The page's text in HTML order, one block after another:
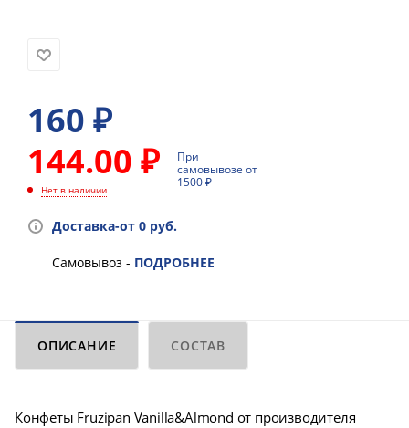
160 ₽
144.00 ₽
При
самовывозе от
1500 ₽
Нет в наличии
Доставка-от 0 руб.
Самовывоз - ПОДРОБНЕЕ
ОПИСАНИЕ СОСТАВ
Конфеты Fruzipan Vanilla&Almond от производителя